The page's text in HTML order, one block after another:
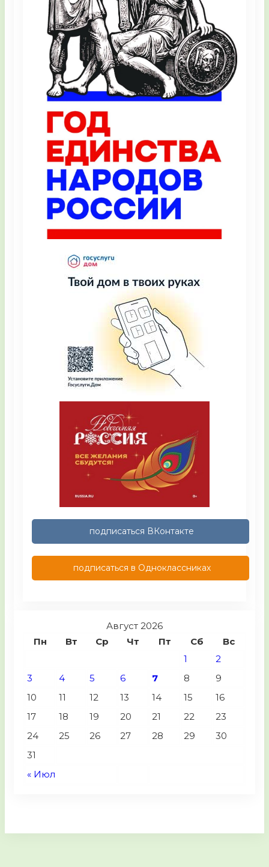
подписаться ВКонтакте
подписаться в Одноклассниках
Август 2026
Пн
Вт Ср Чт Пт Сб Вс
« Июл
1
2
3
4 5 6 7 8
9
10
11 12 13 14 15
16
17
18 19 20 21 22
23
24
25 26 27 28 29
30
31